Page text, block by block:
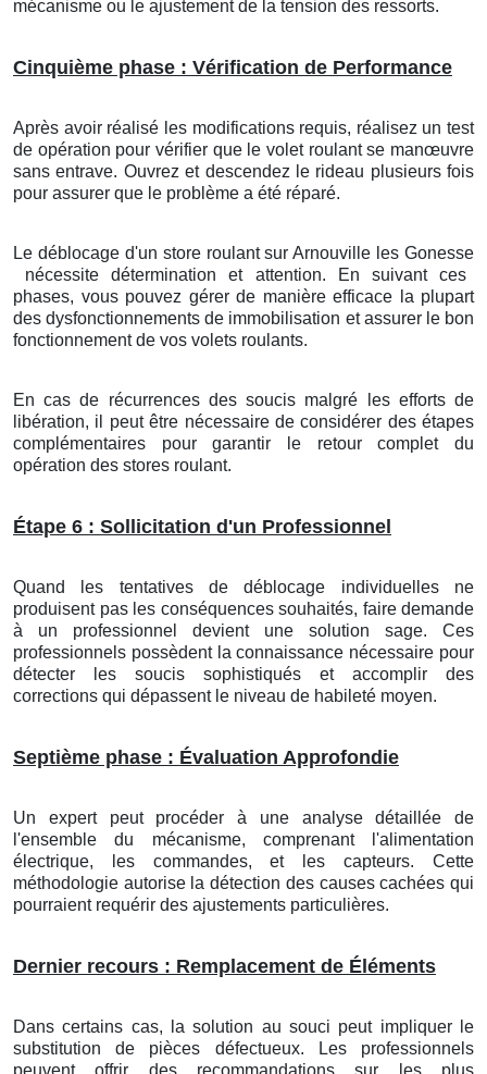
mécanisme ou le ajustement de la tension des ressorts.
Cinquième phase : Vérification de Performance
Après avoir réalisé les modifications requis, réalisez un test
de opération pour vérifier que le volet roulant se manœuvre
sans entrave. Ouvrez et descendez le rideau plusieurs fois
pour assurer que le problème a été réparé.
Le déblocage d'un store roulantsur Arnouville les Gonesse
nécessite détermination et attention. En suivant ces
phases, vous pouvez gérer de manière efficace la plupart
des dysfonctionnements de immobilisation et assurer le bon
fonctionnement de vos volets roulants.
En cas de récurrences des soucis malgré les efforts de
libération, il peut être nécessaire de considérer des étapes
complémentaires pour garantir le retour complet du
opération des stores roulant.
Étape 6 : Sollicitation d'un Professionnel
Quand les tentatives de déblocage individuelles ne
produisent pas les conséquences souhaités, faire demande
à un professionnel devient une solution sage. Ces
professionnels possèdent la connaissance nécessaire pour
détecter les soucis sophistiqués et accomplir des
corrections qui dépassent le niveau de habileté moyen.
Septième phase : Évaluation Approfondie
Un expert peut procéder à une analyse détaillée de
l'ensemble du mécanisme, comprenant l'alimentation
électrique, les commandes, et les capteurs. Cette
méthodologie autorise la détection des causes cachées qui
pourraient requérir des ajustements particulières.
Dernier recours : Remplacement de Éléments
Dans certains cas, la solution au souci peut impliquer le
substitution de pièces défectueux. Les professionnels